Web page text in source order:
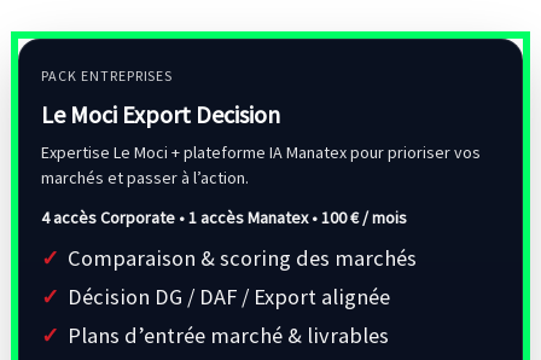
PACK ENTREPRISES
Le Moci Export Decision
Expertise Le Moci + plateforme IA Manatex pour prioriser vos
marchés et passer à l’action.
4 accès Corporate • 1 accès Manatex •100 € / mois
Comparaison & scoring des marchés
Décision DG / DAF / Export alignée
Plans d’entrée marché & livrables